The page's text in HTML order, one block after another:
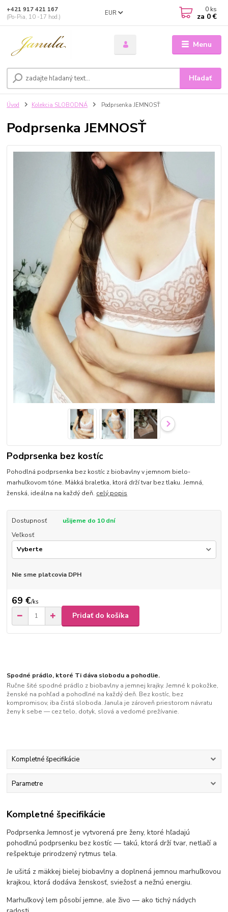
Menu
EUR
Hľadať
+421 917 421 167
(Po-Pia, 10 -17 hod.)
0 ks
za 0 €
Úvod Kolekcia SLOBODNÁ Podprsenka JEMNOSŤ
Podprsenka JEMNOSŤ
Podprsenka bez kostíc
Pohodlná podprsenka bez kostíc z biobavlny v jemnom bielo-
marhuľkovom tóne. Mäkká braletka, ktorá drží tvar bez tlaku. Jemná,
ženská, ideálna na každý deň. celý popis
Dostupnosť
ušijeme do 10 dní
Veľkosť
Nie sme platcovia DPH
69 €/ks
Pridať do košíka
Spodné prádlo, ktoré Ti dáva slobodu a pohodlie.
Ručne šité spodné prádlo z biobavlny a jemnej krajky. Jemné k pokožke,
ženské na pohľad a pohodlné na každý deň. Bez kostíc, bez
kompromisov, iba čistá sloboda. Janula je zároveň priestorom návratu
ženy k sebe — cez telo, dotyk, slová a vedomé prežívanie.
Kompletné špecifikácie
Parametre
Kompletné špecifikácie
Podprsenka Jemnosť je vytvorená pre ženy, ktoré hľadajú
pohodlnú podprsenku bez kostíc — takú, ktorá drží tvar, netlačí a
rešpektuje prirodzený rytmus tela.
Je ušitá z mäkkej bielej biobavlny a doplnená jemnou marhuľkovou
krajkou, ktorá dodáva ženskosť, sviežosť a nežnú energiu.
Marhuľkový lem pôsobí jemne, ale živo — ako tichý nádych